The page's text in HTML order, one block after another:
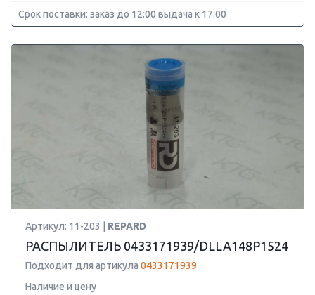
Срок поставки: заказ до 12:00 выдача к 17:00
Артикул: 11-203 | REPARD
РАСПЫЛИТЕЛЬ 0433171939/DLLA148P1524
Подходит для артикула 0433171939
Наличие и цену